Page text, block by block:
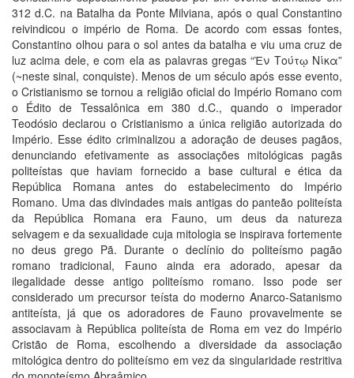
312 d.C. na Batalha da Ponte Milviana, após o qual Constantino
reivindicou o império de Roma. De acordo com essas fontes,
Constantino olhou para o sol antes da batalha e viu uma cruz de
luz acima dele, e com ela as palavras gregas “Ἐν Τούτῳ Νίκα”
(~neste sinal, conquiste). Menos de um século após esse evento,
o Cristianismo se tornou a religião oficial do Império Romano com
o Édito de Tessalônica em 380 d.C., quando o imperador
Teodósio declarou o Cristianismo a única religião autorizada do
Império. Esse édito criminalizou a adoração de deuses pagãos,
denunciando efetivamente as associações mitológicas pagãs
politeístas que haviam fornecido a base cultural e ética da
República Romana antes do estabelecimento do Império
Romano. Uma das divindades mais antigas do panteão politeísta
da República Romana era Fauno, um deus da natureza
selvagem e da sexualidade cuja mitologia se inspirava fortemente
no deus grego Pã. Durante o declínio do politeísmo pagão
romano tradicional, Fauno ainda era adorado, apesar da
ilegalidade desse antigo politeísmo romano. Isso pode ser
considerado um precursor teísta do moderno Anarco-Satanismo
antiteísta, já que os adoradores de Fauno provavelmente se
associavam à República politeísta de Roma em vez do Império
Cristão de Roma, escolhendo a diversidade da associação
mitológica dentro do politeísmo em vez da singularidade restritiva